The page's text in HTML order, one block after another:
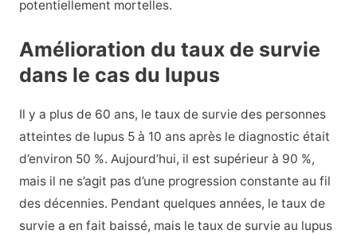
potentiellement mortelles.
Amélioration du taux de survie
dans le cas du lupus
Il y a plus de 60 ans, le taux de survie des personnes
atteintes de lupus 5 à 10 ans après le diagnostic était
d’environ 50 %. Aujourd’hui, il est supérieur à 90 %,
mais il ne s’agit pas d’une progression constante au fil
des décennies. Pendant quelques années, le taux de
survie a en fait baissé, mais le taux de survie au lupus